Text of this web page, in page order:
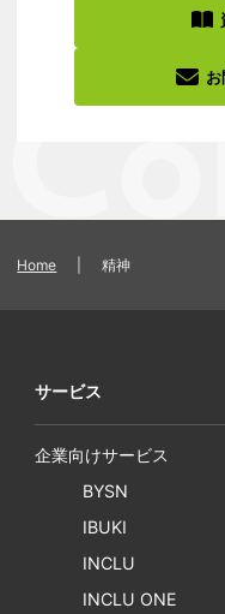
Home 精神
サービス
企業向けサービス
BYSN
IBUKI
INCLU
INCLU ONE